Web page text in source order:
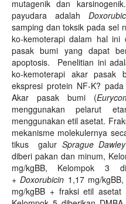
mutagenik dan karsinogenik.
payudara adalah
samping dan toksik pada sel
ko-kemoterapi dalam hal
pasak bumi yang dapat
apoptosis. Penelitian ini
ko-kemoterapi akar
ekspresi protein NF-K?
Akar pasak bumi (
menggunakan pelarut
menggunakan etil asetat.
mekanisme molekulernya
tikus galur Sprague Dawley
diberi pakan dan minum,
mg/kgBB, Kelompok 3
+Doxorubicin 1,17 mg/
mg/kgBB + fraksi etil